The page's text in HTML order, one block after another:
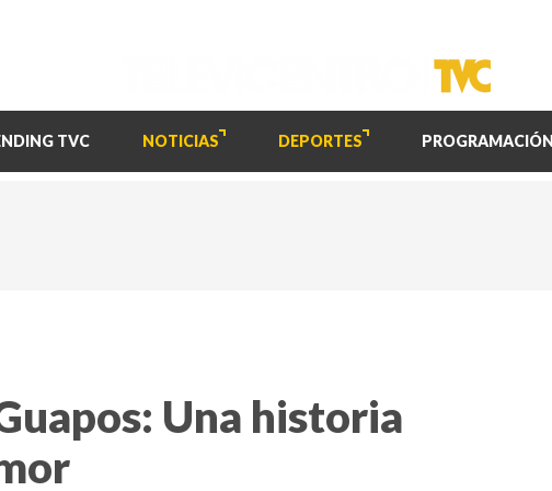
TVC NOTICIAS DEPORTES PROGRAMACIÓN
Una historia